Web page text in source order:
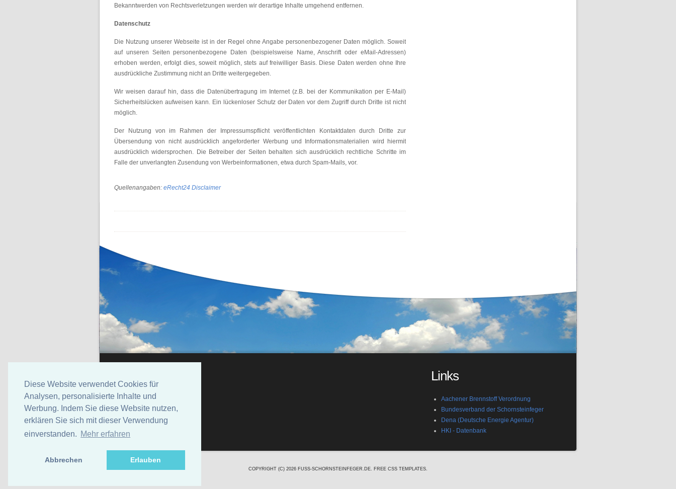
Diese Website verwendet Cookies für
Analysen, personalisierte Inhalte und
Werbung. Indem Sie diese Website nutzen,
erklären Sie sich mit dieser Verwendung
einverstanden. Mehr erfahren
Abbrechen Erlauben
Bekanntwerden von Rechtsverletzungen werden wir derartige Inhalte umgehend entfernen.
Datenschutz
Die Nutzung unserer Webseite ist in der Regel ohne Angabe personenbezogener Daten möglich. Soweit
auf unseren Seiten personenbezogene Daten (beispielsweise Name, Anschrift oder eMail-Adressen)
erhoben werden, erfolgt dies, soweit möglich, stets auf freiwilliger Basis. Diese Daten werden ohne Ihre
ausdrückliche Zustimmung nicht an Dritte weitergegeben.
Wir weisen darauf hin, dass die Datenübertragung im Internet (z.B. bei der Kommunikation per E-Mail)
Sicherheitslücken aufweisen kann. Ein lückenloser Schutz der Daten vor dem Zugriff durch Dritte ist nicht
möglich.
Der Nutzung von im Rahmen der Impressumspflicht veröffentlichten Kontaktdaten durch Dritte zur
Übersendung von nicht ausdrücklich angeforderter Werbung und Informationsmaterialien wird hiermit
ausdrücklich widersprochen. Die Betreiber der Seiten behalten sich ausdrücklich rechtliche Schritte im
Falle der unverlangten Zusendung von Werbeinformationen, etwa durch Spam-Mails, vor.
Quellenangaben: eRecht24 Disclaimer
Links
Aachener Brennstoff Verordnung
Bundesverband der Schornsteinfeger
Dena (Deutsche Energie Agentur)
HKI - Datenbank
COPYRIGHT (C) 2026 FUSS-SCHORNSTEINFEGER.DE. FREE CSS TEMPLATES.